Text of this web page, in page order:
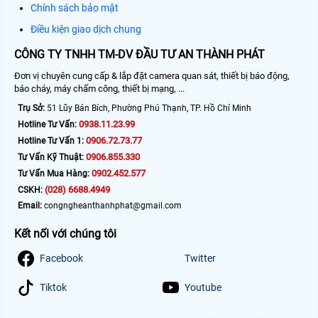
Chính sách bảo mật
Điều kiện giao dịch chung
CÔNG TY TNHH TM-DV ĐẦU TƯ AN THÀNH PHÁT
Đơn vị chuyên cung cấp & lắp đặt camera quan sát, thiết bị báo động,
báo cháy, máy chấm công, thiết bị mạng, ...
Trụ Sở: 51 Lũy Bán Bích, Phường Phú Thạnh, TP. Hồ Chí Minh
Hotline Tư Vấn: 0938.11.23.99
Hotline Tư Vấn 1: 0906.72.73.77
Tư Vấn Kỹ Thuật: 0906.855.330
Tư Vấn Mua Hàng: 0902.452.577
CSKH: (028) 6688.4949
Email: congngheanthanhphat@gmail.com
Kết nối với chúng tôi
Facebook Twitter
Tiktok Youtube